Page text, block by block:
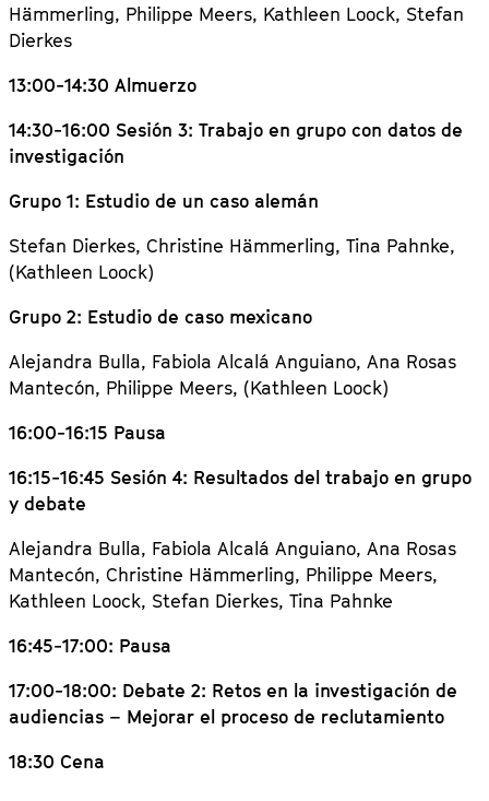
Hämmerling, Philippe Meers, Kathleen Loock, Stefan
Dierkes
13:00-14:30 Almuerzo
14:30-16:00 Sesión 3: Trabajo en grupo con datos de
investigación
Grupo 1: Estudio de un caso alemán
Stefan Dierkes, Christine Hämmerling, Tina Pahnke,
(Kathleen Loock)
Grupo 2: Estudio de caso mexicano
Alejandra Bulla, Fabiola Alcalá Anguiano, Ana Rosas
Mantecón, Philippe Meers, (Kathleen Loock)
16:00-16:15 Pausa
16:15-16:45 Sesión 4: Resultados del trabajo en grupo
y debate
Alejandra Bulla, Fabiola Alcalá Anguiano, Ana Rosas
Mantecón, Christine Hämmerling, Philippe Meers,
Kathleen Loock, Stefan Dierkes, Tina Pahnke
16:45-17:00: Pausa
17:00-18:00: Debate 2: Retos en la investigación de
audiencias – Mejorar el proceso de reclutamiento
18:30 Cena